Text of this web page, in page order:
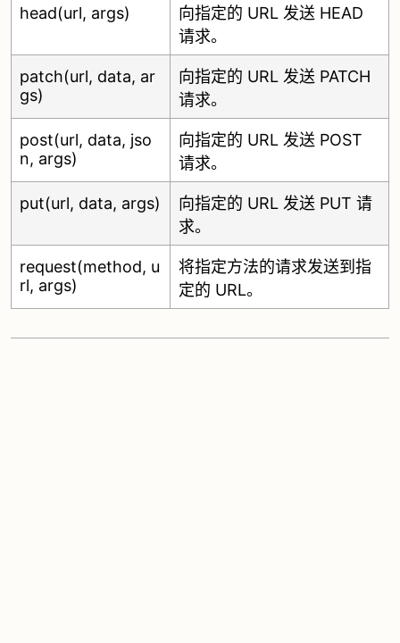
head(url, args)
向指定的 URL 发送 HEAD
请求。
patch(url, data, ar
gs)
向指定的 URL 发送 PATCH
请求。
post(url, data, jso
n, args)
向指定的 URL 发送 POST
请求。
put(url, data, args)
向指定的 URL 发送 PUT 请
求。
request(method, u
rl, args)
将指定方法的请求发送到指
定的 URL。